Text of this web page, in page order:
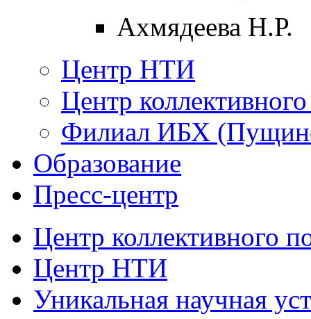
Ахмядеева Н.Р.
Центр НТИ
Центр
Филиал ИБХ
Образование
Пресс-центр
Центр коллективного
Центр НТИ
Уникальная научная